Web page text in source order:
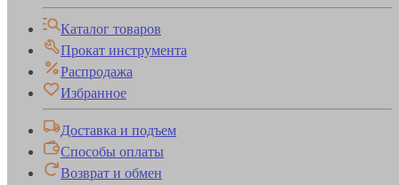
Каталог товаров
Прокат инструмента
Распродажа
Избранное
Доставка и подъем
Способы оплаты
Возврат и обмен